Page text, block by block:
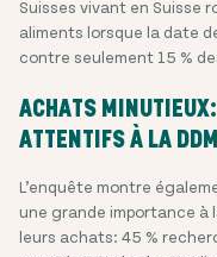
Suisses vivant en Suisse
aliments lorsque la date
contre seulement 15 %
ACHATS
ATTENTIFS À LA DDM
L’enquête montre
une grande importance à
leurs achats: 45 %